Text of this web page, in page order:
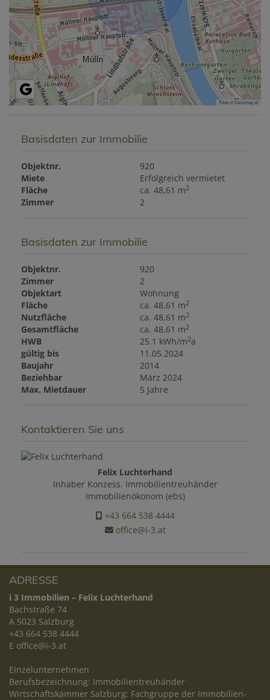
Tiles ©basemap.at
Basisdaten zur Immobilie
Objektnr.
920
Miete
Erfolgreich vermietet
Fläche
ca. 48,61 m2
Zimmer 2
Basisdaten zur Immobilie
Objektnr.
920
Zimmer
2
Objektart
Wohnung
Fläche
ca. 48,61 m2
Nutzfläche ca. 48,61 m2
Gesamtfläche ca. 48,61 m2
HWB 25.1 kWh/m2a
gültig bis
11.05.2024
Baujahr
2014
Beziehbar
März 2024
Max. Mietdauer
5 Jahre
Kontaktieren Sie uns
Felix Luchterhand
Inhaber Konzess. Immobilientreuhänder
Immobilienökonom (ebs)
+43 664 538 4444
office@i-3.at
ADRESSE
i 3 Immobilien – Felix Luchterhand
Bachstraße 74
A 5023 Salzburg
+43 664 538 4444
E office@i-3.at
Einzelunternehmen
Berufsbezeichnung: Immobilientreuhänder
Wirtschaftskammer Salzburg: Fachgruppe der Immobilien-